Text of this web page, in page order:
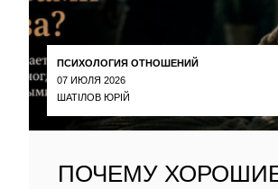
ПСИХОЛОГИЯ ОТНОШЕНИЙ
07 ИЮЛЯ 2026
ШАТІЛОВ ЮРІЙ
ПОЧЕМУ